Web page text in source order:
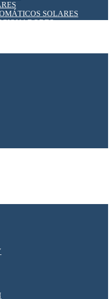
SOLARES
SPDS PARA